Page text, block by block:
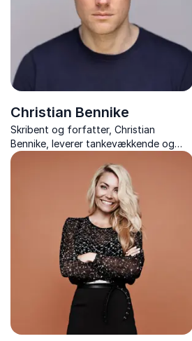
Christian Bennike
Skribent og forfatter, Christian
Bennike, leverer tankevækkende og
underholdende foredrag, der sætter
30 års kultur og politik i perspektiv.